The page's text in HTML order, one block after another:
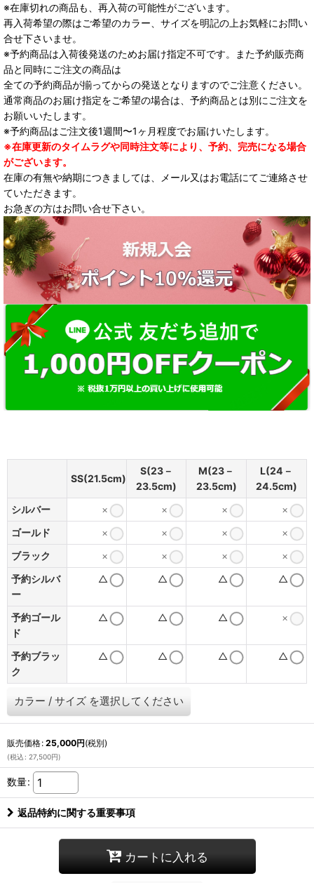
※在庫切れの商品も、再入荷の可能性がございます。
再入荷希望の際はご希望のカラー、サイズを明記の上お気軽にお問い
合せ下さいませ。
※予約商品は入荷後発送のためお届け指定不可です。また予約販売商
品と同時にご注文の商品は
全ての予約商品が揃ってからの発送となりますのでご注意ください。
通常商品のお届け指定をご希望の場合は、予約商品とは別にご注文を
お願いいたします。
※予約商品はご注文後1週間〜1ヶ月程度でお届けいたします。
※在庫更新のタイムラグや同時注文等により、予約、完売になる場合
がございます。
在庫の有無や納期につきましては、メール又はお電話にてご連絡させ
ていただきます。
お急ぎの方はお問い合せ下さい。
SS(21.5cm)
S(23－
23.5cm)
M(23－
23.5cm)
L(24－
24.5cm)
シルバー
× × ×
×
ゴールド
× × ×
×
ブラック
× × ×
×
予約シルバ
ー
△ △ △ △
予約ゴール
ド
△ △ △ ×
予約ブラッ
ク
△ △ △ △
カラー / サイズ を選択してください
販売価格: 25,000円(税別)
(税込 : 27,500円)
数量:
返品特約に関する重要事項
カートに入れる